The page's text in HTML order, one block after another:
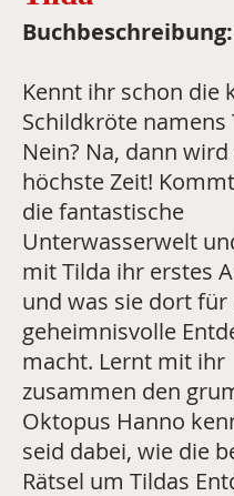
Buchbeschreibung:
Kennt ihr schon die
Schildkröte namens
Nein? Na, dann
höchste Zeit!
die fantastische
Unterwasserwelt
mit Tilda ihr erstes
und was sie dort für
geheimnisvolle
macht. Lernt mit ihr
zusammen den
Oktopus Hanno
seid dabei, wie die
Rätsel um Tildas